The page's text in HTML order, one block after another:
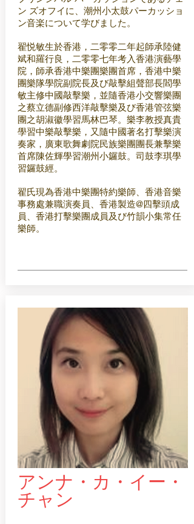
ン ズオフイに、潮州小太鼓パーカッショ
ン音楽について学びました。
翟悦敏生於香港，二零零二年起師承陸健
斌和羅行良，二零零七年考入香港演藝學
院，師承香港中樂團樂團首席，香港中樂
團樂隊學院副院長及び敲擊組聲部長閻學
敏主修中國敲擊樂，並隨香港小交響樂團
之蔡立德副修西洋敲擊樂及び香港管弦樂
團之胡淑徽學習馬林巴琴。樂李教授真貴
學習中樂敲擊樂，又隨中國著名打擊樂演
奏家，廣東歌舞劇院民族樂團團長兼擊樂
首席陳佐輝學習潮州小鑼鼓。司鼓李琪學
習鑼鼓經。
翟氏現為香港中樂團特約樂師、香港音樂
事務處兼職演奏員、香港製造@四擊頭成
員、香港打擊樂團成員及び竹韻小集常任
樂師。
アンナ・カ・イー・
チャン